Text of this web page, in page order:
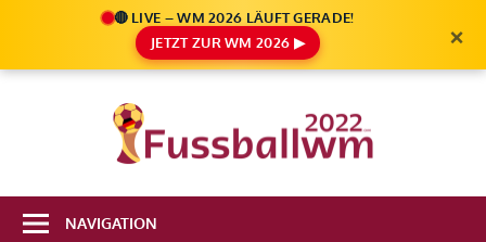
🔴 LIVE – WM 2026 LÄUFT GERADE!
JETZT ZUR WM 2026 ▶
×
Infos
NAVIGATION